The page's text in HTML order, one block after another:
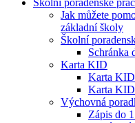
Školní poradenské
Jak můžete
základní školy
Školní
Schránka
Karta KID
Karta
Karta KID
Výchovná
Zápis do